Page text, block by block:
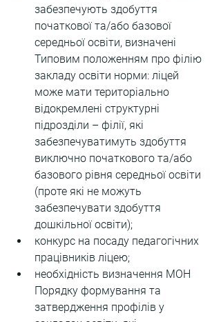
забезпечують здобуття
початкової та/або базової
середньої освіти, визначені
Типовим положенням про філію
закладу освіти норми: ліцей
може мати територіально
відокремлені структурні
підрозділи – філії, які
забезпечуватимуть здобуття
виключно початкового та/або
базового рівня середньої освіти
(проте які не можуть
забезпечувати здобуття
дошкільної освіти);
конкурс на посаду педагогічних
працівників ліцею;
необхідність визначення МОН
Порядку формування та
затвердження профілів у